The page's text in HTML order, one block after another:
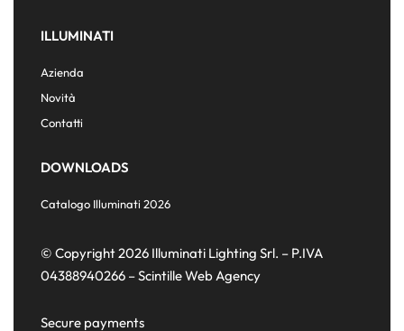
ILLUMINATI
Azienda
Novità
Contatti
DOWNLOADS
Catalogo Illuminati 2026
© Copyright 2026 Illuminati Lighting Srl. – P.IVA
04388940266 –Scintille Web Agency
Secure payments